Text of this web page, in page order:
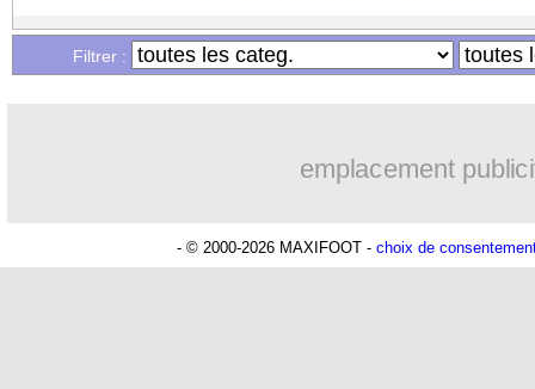
Liste des brèves du lun. 17 février
Filtrer :
emplacement
- © 2000-2026 MAXIFOOT - choix de